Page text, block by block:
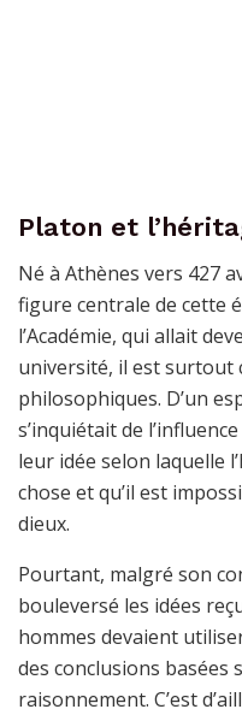
Platon et
Né à Athènes vers 427
figure centrale de cette
l’Académie, qui allait
université, il est surtout
philosophiques. D’un
s’inquiétait de
leur idée selon laquelle
chose et qu’il est
dieux.
Pourtant, malgré son
bouleversé les idées
hommes devaient
des conclusions basées
raisonnement. C’est